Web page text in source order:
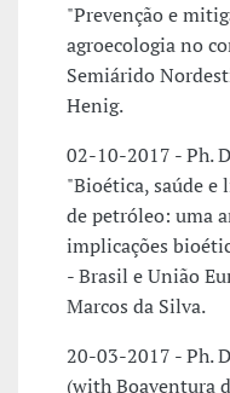
"Prevenção e
agroecologia no
Semiárido
Henig.
02-10-2017 - Ph.
"Bioética, saúde
de petróleo: uma
implicações
- Brasil e União
Marcos da Silva.
20-03-2017 - Ph.
(with Boaventura